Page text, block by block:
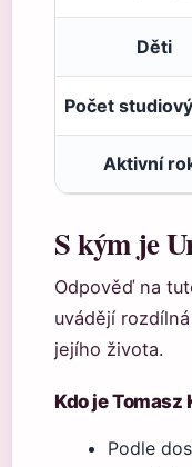
Děti
Počet
Aktivní
S kým je
Odpověď na
uvádějí
jejího života.
Kdo je Tomasz
Podle